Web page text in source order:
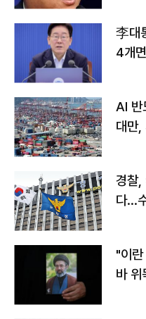
李대
4개
AI 반
대만,
경찰,
다…
"이
바 위